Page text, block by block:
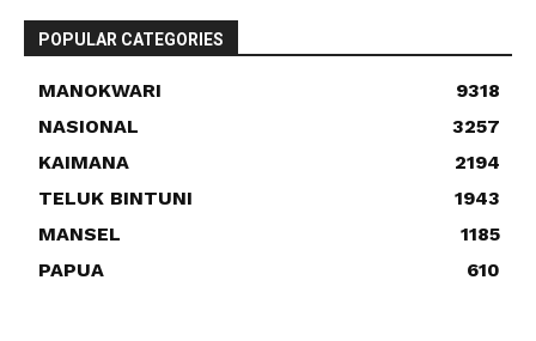
POPULAR CATEGORIES
MANOKWARI
9318
NASIONAL
3257
KAIMANA
2194
TELUK BINTUNI
1943
MANSEL
1185
PAPUA
610